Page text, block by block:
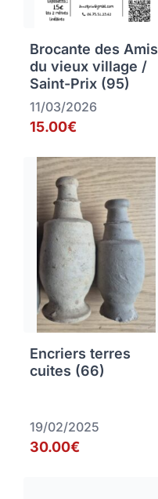
Brocante des Amis
du vieux village /
Saint-Prix (95)
11/03/2026
15.00€
Encriers terres
cuites (66)
19/02/2025
30.00€